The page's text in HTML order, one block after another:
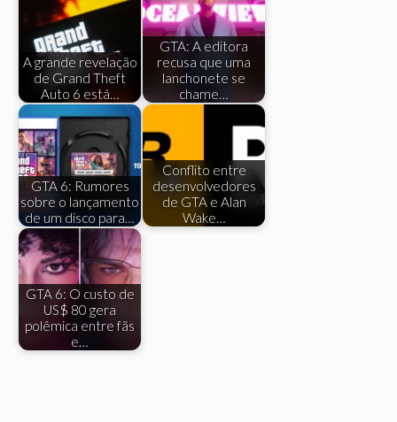
A grande revelação
de Grand Theft
Auto 6 está…
GTA: A editora
recusa que uma
lanchonete se
chame…
GTA 6: Rumores
sobre o lançamento
de um disco para…
Conflito entre
desenvolvedores
de GTA e Alan
Wake…
GTA 6: O custo de
US$ 80 gera
polêmica entre fãs
e…